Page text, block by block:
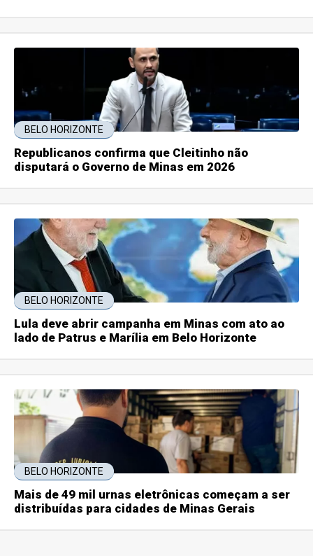
BELO HORIZONTE
Republicanos confirma que Cleitinho não
disputará o Governo de Minas em 2026
BELO HORIZONTE
Lula deve abrir campanha em Minas com ato ao
lado de Patrus e Marília em Belo Horizonte
BELO HORIZONTE
Mais de 49 mil urnas eletrônicas começam a ser
distribuídas para cidades de Minas Gerais